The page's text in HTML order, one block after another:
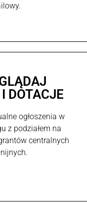
DOTACJE
ogłoszenia w
z podziałem na
centralnych